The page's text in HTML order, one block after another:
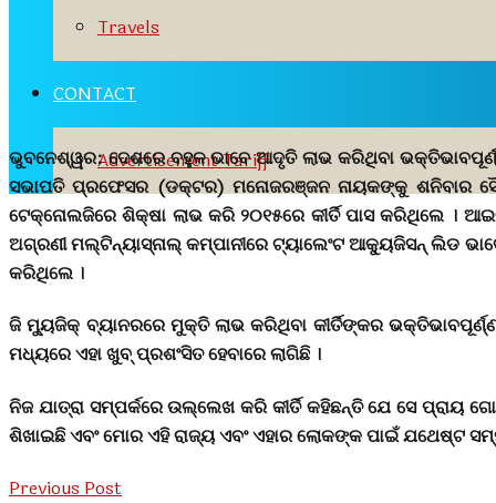
Travels
CONTACT
Advertisement Tariff
ଭୁବନେଶ୍ୱର:ଦେଶରେ ବହୁଳ ଭାବେ ଆଦୃତି ଲାଭ କରିଥିବା
ସଭାପତି ପ୍ରଫେସର (ଡକ୍ଟର) ମନୋଜରଞ୍ଜନ ନାୟକଙ୍କୁ ଶନିବାର
ଟେକ୍ନୋଲଜିରେ ଶିକ୍ଷା ଲାଭ କରି ୨୦୧୫ରେ କୀର୍ତି ପାସ କରିଥିଲେ ।
ଅଗ୍ରଣୀ ମଲ୍ଟିନ୍ୟାସ୍ନାଲ୍ କମ୍ପାନୀରେ ଟ୍ୟାଲେଂଟ ଆକ୍ୟୁଜିସନ୍ ଲିଡ
କରିଥିଲେ ।
ଜି ମ୍ୟୁଜିକ୍ ବ୍ୟାନରରେ ମୁକ୍ତି ଲାଭ କରିଥିବା କୀର୍ତିଙ୍କର
ମଧ୍ୟରେ ଏହା ଖୁବ୍ ପ୍ରଶଂସିତ ହେବାରେ ଲାଗିଛି ।
ନିଜ ଯାତ୍ରା ସମ୍ପର୍କରେ ଉଲ୍ଲେଖ କରି କୀର୍ତି କହିଛନ୍ତି ଯେ ସେ
ଶିଖାଇଛି ଏବଂ ମୋର ଏହି ରାଜ୍ୟ ଏବଂ ଏହାର ଲୋକଙ୍କ ପାଇଁ ଯଥେଷ୍ଟ
Previous Post